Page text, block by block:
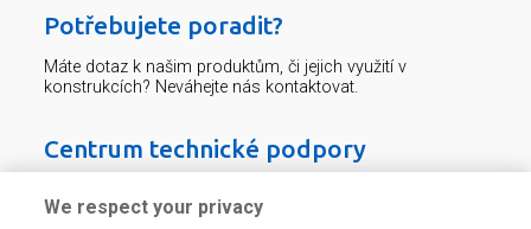
Potřebujete poradit?
Máte dotaz k našim produktům, či jejich využití v
konstrukcích? Neváhejte nás kontaktovat.
Centrum technické podpory
226 292 224 Zaslat dotaz
We respect your privacy